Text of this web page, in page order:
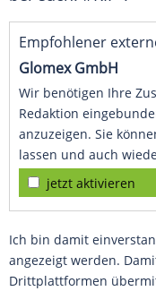
Empfohlener
Glomex GmbH
Wir benötigen Ihre
Redaktion
anzuzeigen. Sie
lassen und auch
jetzt aktivieren
Ich bin damit
angezeigt werden.
Drittplattformen